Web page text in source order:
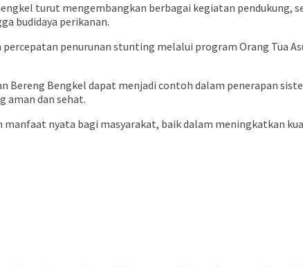
turut mengembangkan berbagai kegiatan pendukung,
budidaya perikanan.
penurunan stunting melalui program Orang Tua
Bengkel dapat menjadi contoh dalam penerapan
aman dan sehat.
nyata bagi masyarakat, baik dalam meningkatkan